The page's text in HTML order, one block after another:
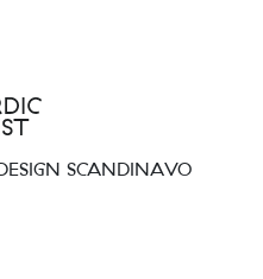
SCANDINAVO